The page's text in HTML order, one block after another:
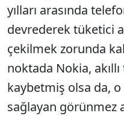
yılları arasında
devrederek tüketici
çekilmek zorunda
noktada Nokia, akıllı
kaybetmiş olsa da, o
sağlayan görünmez